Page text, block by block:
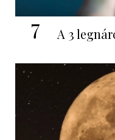
7 A 3